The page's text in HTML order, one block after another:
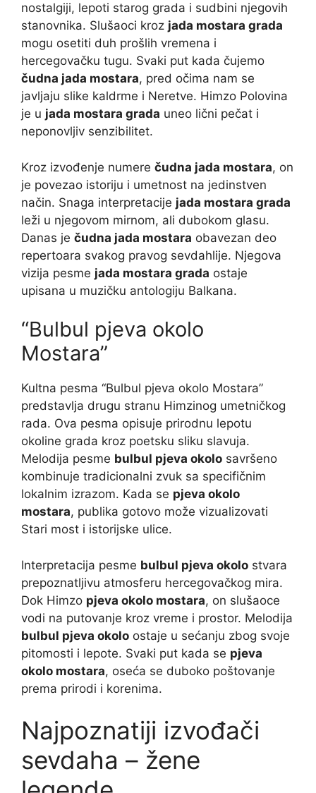
nostalgiji, lepoti starog grada i sudbini njegovih
stanovnika. Slušaoci kroz jada mostara grada
mogu osetiti duh prošlih vremena i
hercegovačku tugu. Svaki put kada čujemo
čudna jada mostara, pred očima nam se
javljaju slike kaldrme i Neretve. Himzo Polovina
je u jada mostara grada uneo lični pečat i
neponovljiv senzibilitet.
Kroz izvođenje numere čudna jada mostara, on
je povezao istoriju i umetnost na jedinstven
način. Snaga interpretacije jada mostara grada
leži u njegovom mirnom, ali dubokom glasu.
Danas je čudna jada mostara obavezan deo
repertoara svakog pravog sevdahlije. Njegova
vizija pesme jada mostara grada ostaje
upisana u muzičku antologiju Balkana.
“Bulbul pjeva okolo
Mostara”
Kultna pesma “Bulbul pjeva okolo Mostara”
predstavlja drugu stranu Himzinog umetničkog
rada. Ova pesma opisuje prirodnu lepotu
okoline grada kroz poetsku sliku slavuja.
Melodija pesme bulbul pjeva okolo savršeno
kombinuje tradicionalni zvuk sa specifičnim
lokalnim izrazom. Kada se pjeva okolo
mostara, publika gotovo može vizualizovati
Stari most i istorijske ulice.
Interpretacija pesme bulbul pjeva okolo stvara
prepoznatljivu atmosferu hercegovačkog mira.
Dok Himzo pjeva okolo mostara, on slušaoce
vodi na putovanje kroz vreme i prostor. Melodija
bulbul pjeva okolo ostaje u sećanju zbog svoje
pitomosti i lepote. Svaki put kada se pjeva
okolo mostara, oseća se duboko poštovanje
prema prirodi i korenima.
Najpoznatiji izvođači
sevdaha – žene